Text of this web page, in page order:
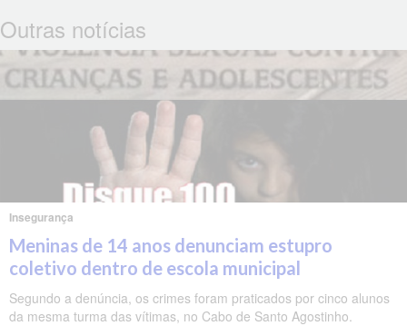
Outras notícias
Insegurança
Meninas de 14 anos denunciam estupro
coletivo dentro de escola municipal
Segundo a denúncia, os crimes foram praticados por cinco alunos
da mesma turma das vítimas, no Cabo de Santo Agostinho.